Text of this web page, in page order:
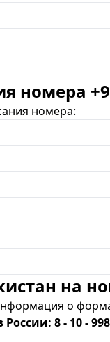
номера
номера:
на
о
8 - 10 -